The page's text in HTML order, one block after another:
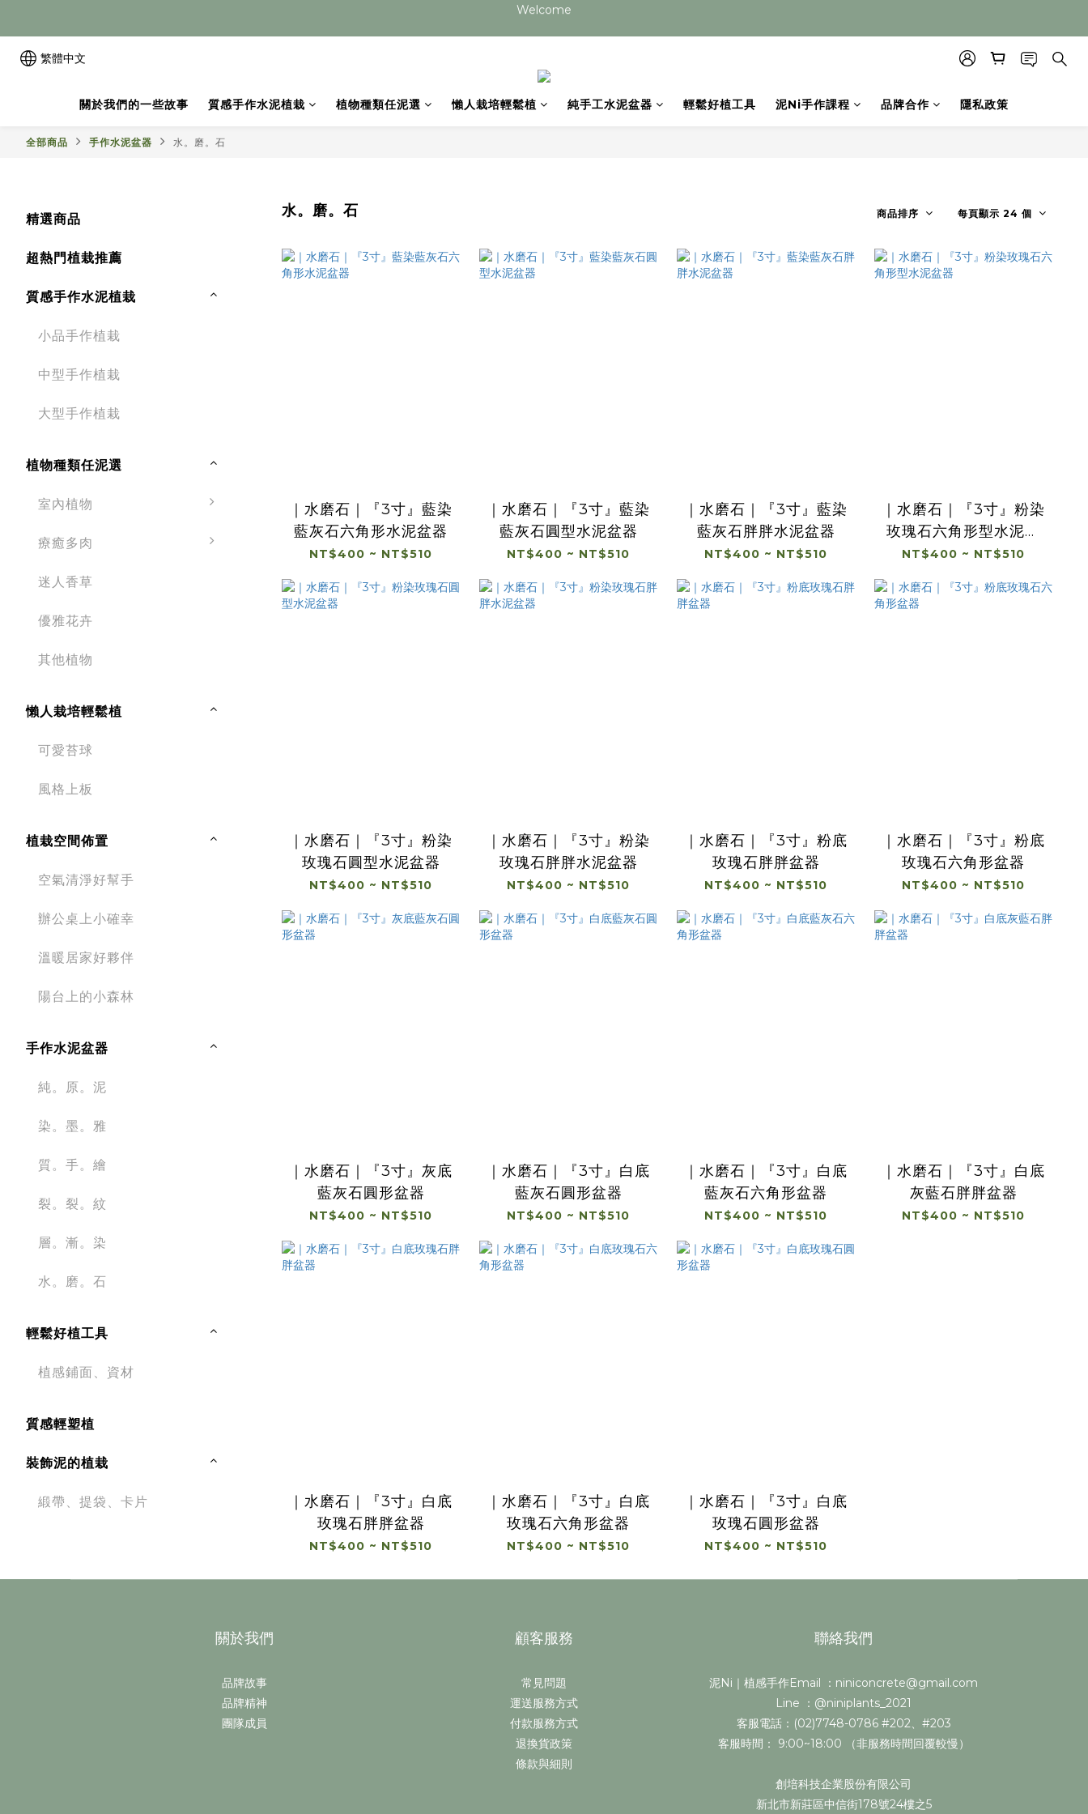
目前手工盆器皆需20個工作天以上，如有急單請先與我們聯絡 謝謝您
繁體中文
關於我們的一些故事 質感手作水泥植栽 植物種類任泥選 懶人栽培輕鬆植 純手工水泥盆器 輕鬆好植工具 泥Ni手作課程 品牌合作 隱私政策
全部商品 手作水泥盆器 水。磨。石
精選商品
超熱門植栽推薦
質感手作水泥植栽
小品手作植栽
中型手作植栽
大型手作植栽
植物種類任泥選
室內植物
療癒多肉
迷人香草
優雅花卉
其他植物
懶人栽培輕鬆植
可愛苔球
風格上板
植栽空間佈置
空氣清淨好幫手
辦公桌上小確幸
溫暖居家好夥伴
陽台上的小森林
手作水泥盆器
純。原。泥
染。墨。雅
質。手。繪
裂。裂。紋
層。漸。染
水。磨。石
輕鬆好植工具
植感鋪面、資材
質感輕塑植
裝飾泥的植栽
緞帶、提袋、卡片
水。磨。石 商品排序 每頁顯示 24 個
｜水磨石｜『3寸』藍染
藍灰石六角形水泥盆器
NT$400 ~ NT$510
｜水磨石｜『3寸』藍染
藍灰石圓型水泥盆器
NT$400 ~ NT$510
｜水磨石｜『3寸』藍染
藍灰石胖胖水泥盆器
NT$400 ~ NT$510
｜水磨石｜『3寸』粉染
玫瑰石六角形型水泥盆
器
NT$400 ~ NT$510
｜水磨石｜『3寸』粉染
玫瑰石圓型水泥盆器
NT$400 ~ NT$510
｜水磨石｜『3寸』粉染
玫瑰石胖胖水泥盆器
NT$400 ~ NT$510
｜水磨石｜『3寸』粉底
玫瑰石胖胖盆器
NT$400 ~ NT$510
｜水磨石｜『3寸』粉底
玫瑰石六角形盆器
NT$400 ~ NT$510
｜水磨石｜『3寸』灰底
藍灰石圓形盆器
NT$400 ~ NT$510
｜水磨石｜『3寸』白底
藍灰石圓形盆器
NT$400 ~ NT$510
｜水磨石｜『3寸』白底
藍灰石六角形盆器
NT$400 ~ NT$510
｜水磨石｜『3寸』白底
灰藍石胖胖盆器
NT$400 ~ NT$510
｜水磨石｜『3寸』白底
玫瑰石胖胖盆器
NT$400 ~ NT$510
｜水磨石｜『3寸』白底
玫瑰石六角形盆器
NT$400 ~ NT$510
｜水磨石｜『3寸』白底
玫瑰石圓形盆器
NT$400 ~ NT$510
關於我們
品牌故事
品牌精神
團隊成員
顧客服務
常見問題
運送服務方式
付款服務方式
退換貨政策
條款與細則
聯絡我們
泥Ni｜植感手作Email ：niniconcrete@gmail.com
Line ：@niniplants_2021
客服電話：(02)7748-0786 #202、#203
客服時間： 9:00~18:00 （非服務時間回覆較慢）
創培科技企業股份有限公司
新北市新莊區中信街178號24樓之5